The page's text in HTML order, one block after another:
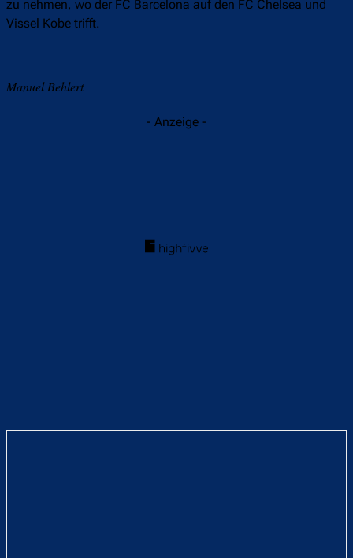
zu nehmen, wo der FC Barcelona auf den FC Chelsea und
Vissel Kobe trifft.
Manuel Behlert
- Anzeige -